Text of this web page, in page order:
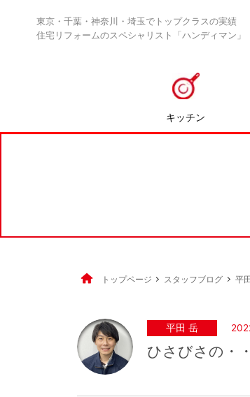
東京・千葉・神奈川・埼玉でトップクラスの実績
住宅リフォームのスペシャリスト「ハンディマン」
キッチン
トップページ スタッフブログ 平
平田 岳
ひさびさの・